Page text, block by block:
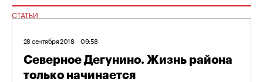
СТАТЬИ
28 сентября 2018 09:58
Северное Дегунино. Жизнь района
только начинается